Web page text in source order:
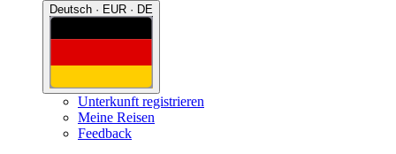
Deutsch · EUR · DE
Unterkunft registrieren
Meine Reisen
Feedback